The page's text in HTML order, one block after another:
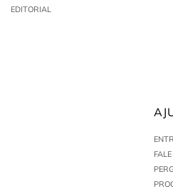
EDITORIAL